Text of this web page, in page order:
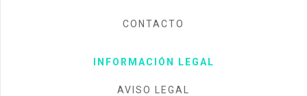
CONTACTO
INFORMACIÓN LEGAL
AVISO LEGAL